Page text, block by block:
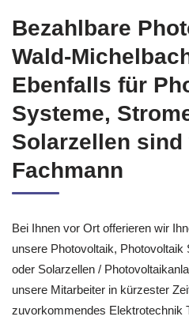
Bezahlbare
Wald-
Ebenfalls für
Systeme,
Solarzellen
Fachmann
Bei Ihnen vor Ort offerieren wir
unsere Photovoltaik,
oder Solarzellen /
unsere Mitarbeiter in kürzester
zuvorkommendes Elektrotechnik